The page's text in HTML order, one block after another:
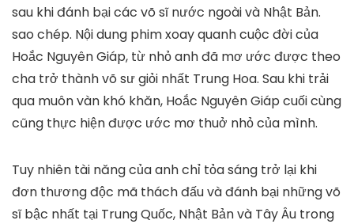
sau khi đánh bại các võ sĩ nước ngoài và Nhật Bản.
sao chép. Nội dung phim xoay quanh cuộc đời của
Hoắc Nguyên Giáp, từ nhỏ anh đã mơ ước được theo
cha trở thành võ sư giỏi nhất Trung Hoa. Sau khi trải
qua muôn vàn khó khăn, Hoắc Nguyên Giáp cuối cùng
cũng thực hiện được ước mơ thuở nhỏ của mình.
Tuy nhiên tài năng của anh chỉ tỏa sáng trở lại khi
đơn thương độc mã thách đấu và đánh bại những võ
sĩ bậc nhất tại Trung Quốc, Nhật Bản và Tây Âu trong